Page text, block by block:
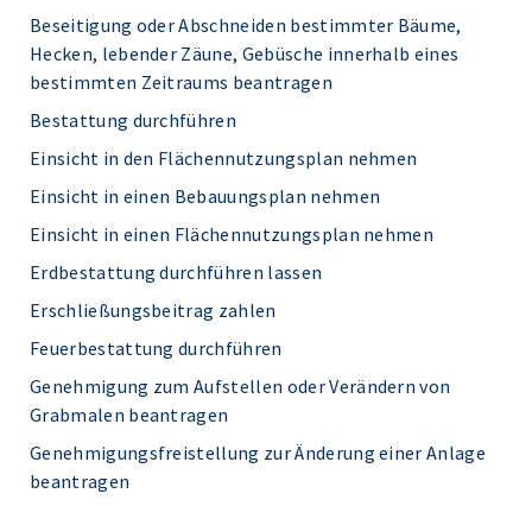
Beseitigung oder Abschneiden bestimmter Bäume,
Hecken, lebender Zäune, Gebüsche innerhalb eines
bestimmten Zeitraums beantragen
Bestattung durchführen
Einsicht in den Flächennutzungsplan nehmen
Einsicht in einen Bebauungsplan nehmen
Einsicht in einen Flächennutzungsplan nehmen
Erdbestattung durchführen lassen
Erschließungsbeitrag zahlen
Feuerbestattung durchführen
Genehmigung zum Aufstellen oder Verändern von
Grabmalen beantragen
Genehmigungsfreistellung zur Änderung einer Anlage
beantragen